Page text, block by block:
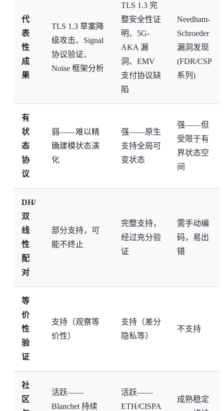
代
表
性
成
果
TLS 1.3 草案降
级攻击、Signal
协议验证、
Noise 框架分析
TLS 1.3 完
整安全性证
明、5G-
AKA 漏
洞、EMV
支付协议缺
陷
Needham-
Schroeder
漏洞发现
(FDR/CSP
系列)
有
状
态
协
议
弱——难以精
确建模状态演
化
强——原生
支持全局可
变状态
强——但
受限于有
界状态空
间
DH/
双
线
性
配
对
部分支持，可
能不终止
完整支持，
经过充分验
证
需手动编
码，易出
错
等
价
性
验
证
支持（观察等
价性）
支持（差分
隐私等）
不支持
社
区
活跃——
Blanchet 持续
活跃——
ETH/CISPA
成熟稳定